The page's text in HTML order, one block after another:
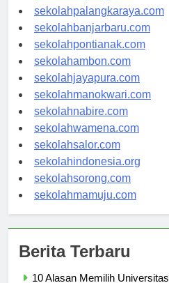
sekolahkupang.com
sekolahpalangkaraya.com
sekolahbanjarbaru.com
sekolahpontianak.com
sekolahambon.com
sekolahjayapura.com
sekolahmanokwari.com
sekolahnabire.com
sekolahwamena.com
sekolahsalor.com
sekolahindonesia.org
sekolahsorong.com